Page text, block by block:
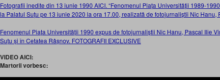
Fotografii inedite din 13 iunie 1990 AICI. “Fenomenul Piața Universității 1989-
la Palatul Suțu pe 13 iunie 2020 la ora 17.00, realizată de fotojurnaliștii Nic Hanu,
Fenomenul Piața Universității 1990 expus de fotojurnaliștii Nic Hanu, Pascal Ilie
Suțu și în Cetatea Râșnov. FOTOGRAFII EXCLUSIVE
VIDEO AICI:
Martorii vorbesc: